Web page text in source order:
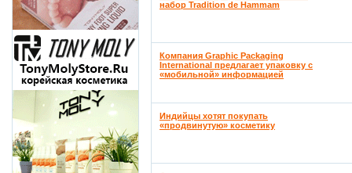
набор Tradition de Hammam
Компания Graphic Packaging
International предлагает упаковку с
«мобильной» информацией
Индийцы хотят покупать
«продвинутую» косметику